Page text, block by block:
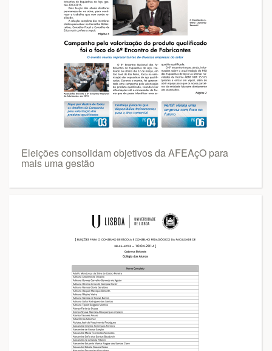
Eleições consolidam objetivos da AFEAçO para
mais uma gestão